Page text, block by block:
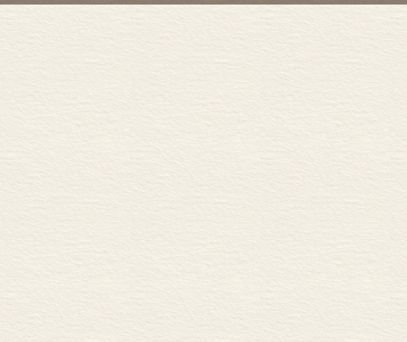
太祖统治制度